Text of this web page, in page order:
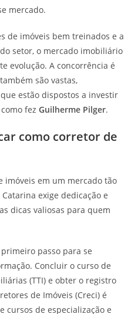
mercado.
de imóveis bem treinados e a
setor, o mercado imobiliário
evolução. A concorrência é
são vastas,
estão dispostos a investir
fez Guilherme Pilger.
como corretor de
imóveis em um mercado tão
exige dedicação e
dicas valiosas para quem
primeiro passo para se
Concluir o curso de
(TTI) e obter o registro
de Imóveis (Creci) é
cursos de especialização e